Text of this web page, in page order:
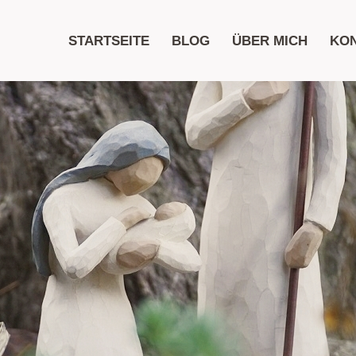
STARTSEITE BLOG ÜBER MICH